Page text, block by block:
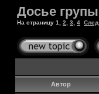
Досье групы
На страницу 1 2 3 4 След.
Автор